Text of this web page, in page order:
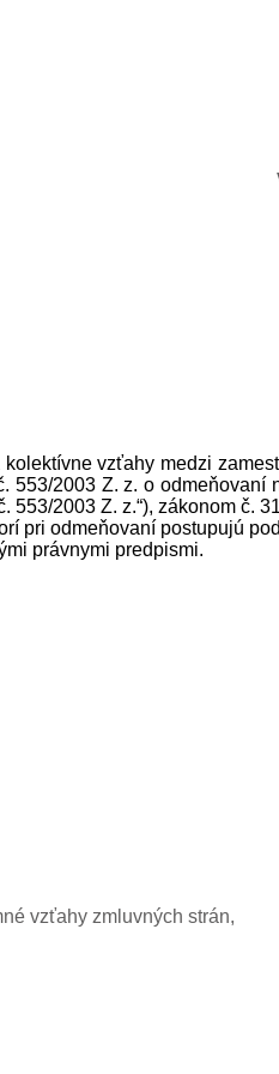
vzťahy medzi
553/2003 Z. z. o
2003 Z. z.“), zákonom č.
pri odmeňovaní postupujú
právnymi predpismi.
vzťahy zmluvných strán,